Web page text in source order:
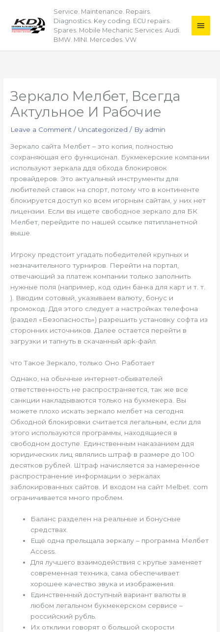
content
Service. Maintenance. Repairs.
Diagnostics. Key coding. ECU repairs.
Spares. Mobile Mechanic Services. Audi.
BMW. MINI. Mercedes. VW
Main
Зеркало Мелбет, Всегда
Актульное И Рабочие
Leave a Comment / Uncategorized / By admin
Зеркало сайта Мелбет – это копия, полностью
сохраняющая его функционал. Букмекерские компании
используют зеркала ддя обхода блокировок
провайдеров. Это актуальный инструменты для
любителей ставок на спорт, потому что в континенте
блокируется доступ ко всем игорным сайтам, у них нет
лицензии. Если вы ищете свободное зеркало для БК
Мелбет, перейдите по нашей ссылке пятипланетной
выше.
Игроку предстоит угадать победителей крупных и
незначительного турниров. Перейти на портал,
отвечающий за платеж компании только заполнить
нужные поля (например, код один банка для карт и т. т.
). Вводим сотовый, указываем валюту, бонус и
промокод. Ддя этого следует а настройках телефона
(раздел «Безопасность») разрешить установку софта из
сторонних источников. Далее остается перейти в
загрузки и тапнуть в скачанный apk-файл.
что Такое Зеркало, только Оно Работает
Однако, на обычные интернет-обывателей
ответственность не распространяется, так же все
санкции накладываются только на букмекера. Вы
можете плохо искать зеркало мелбет на сегодня.
Обходной блокировки считается легальным, если для
этого используются программы, находящиеся в
свободном доступе. Единственным наказанием ддя
юридических лиц являлись штраф в размере до 100
десятков рублей. Штраф начисляется за намеренное
распространение информации о зеркалах
заблокированных сайтов. И входом на сайт Melbet. com
ограничивается много проблем.
Баланс разделен на реальные и бонусные
средствах.
Ещё одна прельщала зеркалу – программа Мелбет
Access.
Для лучшего взаимодействия с крупье заменяет
современная техника, сама обеспечивает
хорошее качество звука и изображения.
Единственный доступный вариант валюты в
любом легальном букмекерском сервисе –
российский рубль.
Их отклики говорят о большой скорости